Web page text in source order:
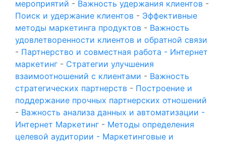
мероприятий - Важность удержания клиентов -
Поиск и удержание клиентов - Эффективные
методы маркетинга продуктов - Важность
удовлетворенности клиентов и обратной связи
- Партнерство и совместная работа - Интернет
маркетинг - Стратегии улучшения
взаимоотношений с клиентами - Важность
стратегических партнерств - Построение и
поддержание прочных партнерских отношений
- Важность анализа данных и автоматизации -
Интернет Маркетинг - Методы определения
целевой аудитории - Маркетинговые и